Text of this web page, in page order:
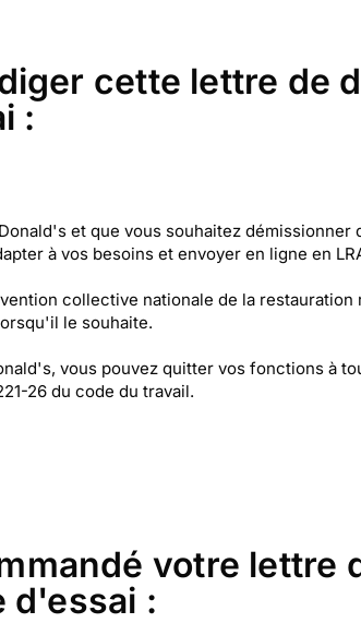
cette lettre de
:
et que vous souhaitez
à vos besoins et envoyer en ligne en
collective nationale de la
le souhaite.
vous pouvez quitter vos fonctions à
26 du code du travail.
votre
d'essai :